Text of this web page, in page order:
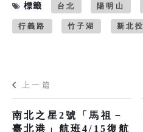
標籤 台北 陽明山
行義路 竹子湖 新北投
上一篇
南北之星2號「馬祖－
臺北港」航班4/15復航